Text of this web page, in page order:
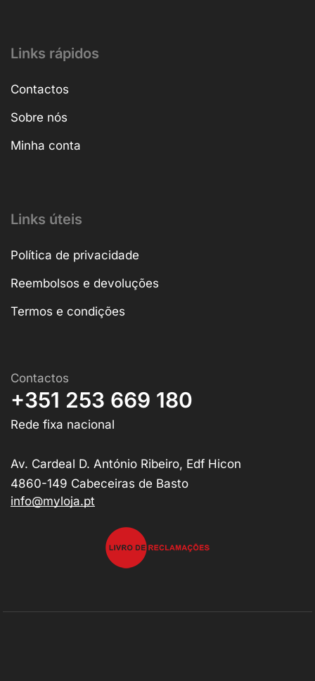
Links rápidos
Contactos
Sobre nós
Minha conta
Links úteis
Política de privacidade
Reembolsos e devoluções
Termos e condições
Contactos
+351 253 669 180
Rede fixa nacional
Av. Cardeal D. António Ribeiro, Edf Hicon
4860-149 Cabeceiras de Basto
info@myloja.pt